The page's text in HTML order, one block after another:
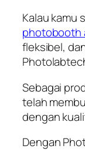
Kalau kamu
photobooth
fleksibel,
Sebagai
telah
dengan
Dengan